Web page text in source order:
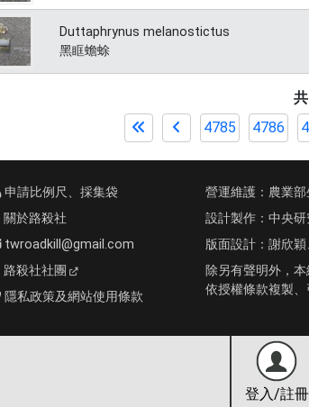
Duttaphrynus melanostictus
黑眶蟾蜍
4785
4786
登入/註冊
申請比例尺、採集袋
關於路殺社
twroadkill@gmail.com
路殺社社團
隱私政策及網站使用條款
營運維護： 農業
設計製作： 中央
版面設計： 謝欣
除另有聲明外，
依授權條款複製